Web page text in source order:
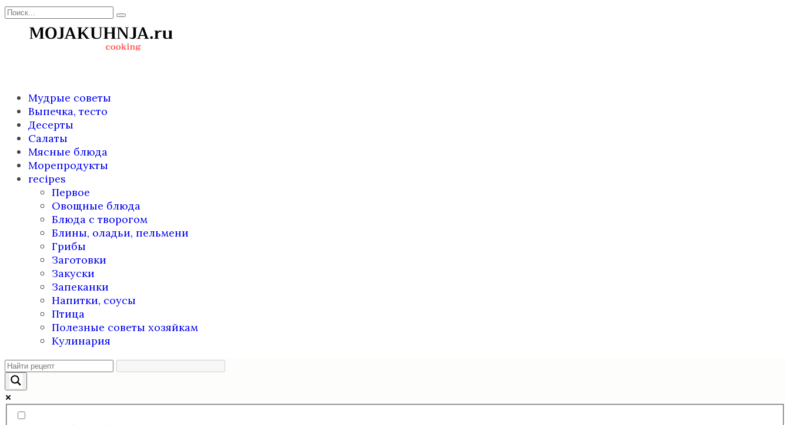
Перейти
содержанию
Search
Мудрые советы
Выпечка, тесто
Десерты
Салаты
Мясные блюда
Морепродукты
recipes
Первое
Овощные блюда
Блюда с творогом
Блины, оладьи, пельмени
Грибы
Заготовки
Закуски
Запеканки
Напитки, соусы
Птица
Полезные советы хозяйкам
Кулинария